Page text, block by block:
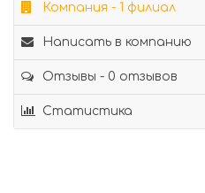
Компания - 1 филиал
Написать в компанию
Отзывы - 0 отзывов
Статистика